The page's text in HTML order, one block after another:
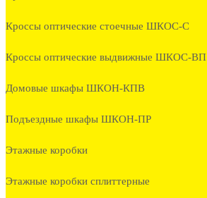
Кроссы оптические стоечные ШКОС-С
Кроссы оптические выдвижные ШКОС-ВП
Домовые шкафы ШКОН-КПВ
Подъездные шкафы ШКОН-ПР
Этажные коробки
Этажные коробки сплиттерные